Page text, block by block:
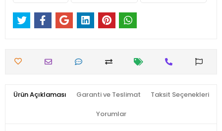
Ürün Açıklaması Garanti ve Teslimat Taksit Seçenekleri
Yorumlar